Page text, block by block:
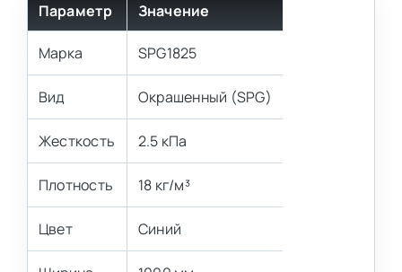
Параметр Значение
Марка SPG1825
Вид Окрашенный (SPG)
Жесткость 2.5 кПа
Плотность 18 кг/м³
Цвет Синий